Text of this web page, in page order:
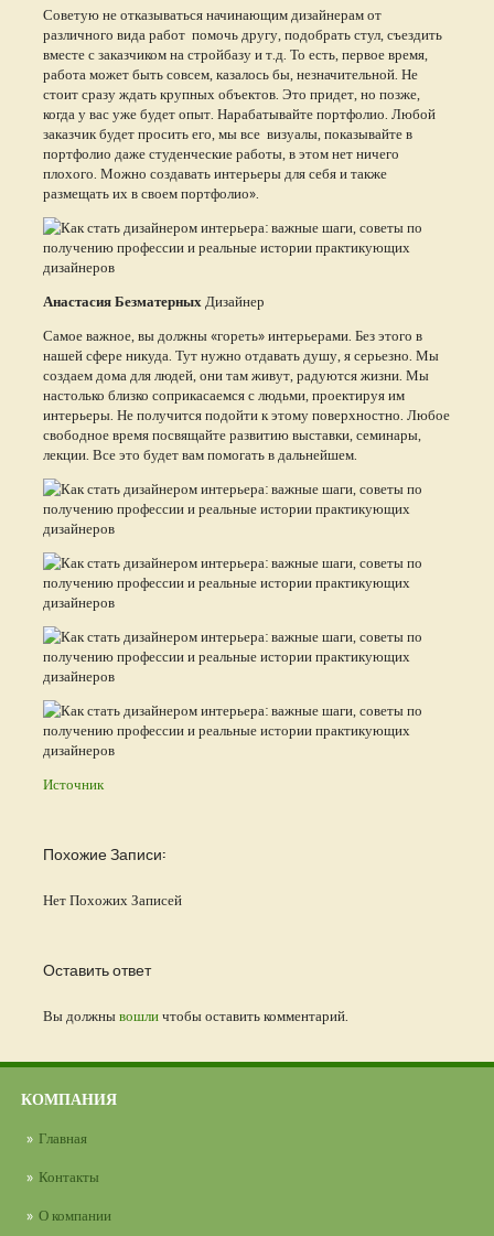
Советую не отказываться начинающим дизайнерам от
различного вида работ помочь другу, подобрать стул, съездить
вместе с заказчиком на стройбазу и т.д. То есть, первое время,
работа может быть совсем, казалось бы, незначительной. Не
стоит сразу ждать крупных объектов. Это придет, но позже,
когда у вас уже будет опыт. Нарабатывайте портфолио. Любой
заказчик будет просить его, мы все визуалы, показывайте в
портфолио даже студенческие работы, в этом нет ничего
плохого. Можно создавать интерьеры для себя и также
размещать их в своем портфолио».
Анастасия БезматерныхДизайнер
Самое важное, вы должны «гореть» интерьерами. Без этого в
нашей сфере никуда. Тут нужно отдавать душу, я серьезно. Мы
создаем дома для людей, они там живут, радуются жизни. Мы
настолько близко соприкасаемся с людьми, проектируя им
интерьеры. Не получится подойти к этому поверхностно. Любое
свободное время посвящайте развитию выставки, семинары,
лекции. Все это будет вам помогать в дальнейшем.
Источник
Похожие Записи:
Нет Похожих Записей
Оставить ответ
Вы должнывошличтобы оставить комментарий.
КОМПАНИЯ
Главная
Контакты
О компании